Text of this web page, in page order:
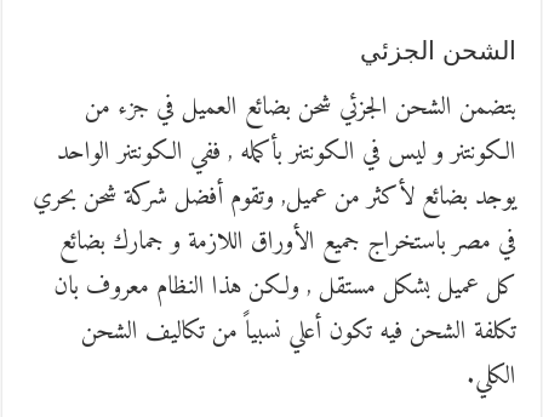
الشحن الجزئي
بتضمن الشحن الجزئي شحن بضائع العميل في جزء من
الكونتنر و ليس في الكونتنر بأكمله , ففي الكونتنر الواحد
يوجد بضائع لأكثر من عميل, وتقوم أفضل شركة شحن بحري
في مصر باستخراج جميع الأوراق اللازمة و جمارك بضائع
كل عميل بشكل مستقل , ولكن هذا النظام معروف بان
تكلفة الشحن فيه تكون أعلي نسبياً من تكاليف الشحن
الكلي.